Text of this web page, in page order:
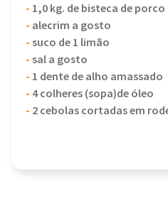
- 1,0 kg. de bisteca de porco
- alecrim a gosto
- suco de 1 limão
- sal a gosto
- 1 dente de alho amassado
- 4 colheres (sopa)de óleo
- 2 cebolas cortadas em